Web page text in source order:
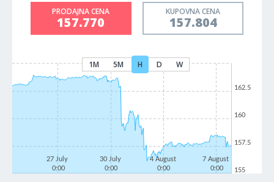
PRODAJNA CENA
157.770
KUPOVNA CENA
157.804
1M 5M H D W
27 July
0:00
30 July
0:00
4 August
0:00
7 August
0:00
155
157.5
160
162.5